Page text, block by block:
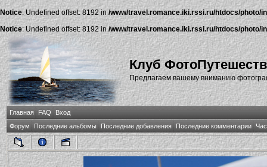
Notice: Undefined offset: 8192 in /www/travel.romance.iki.rssi.ru/htdocs/photo/
Notice: Undefined offset: 8192 in/www/travel.romance.iki.rssi.ru/htdocs/photo/
Клуб
Предлагаем вашему вниманию
Главная FAQ
Вход
Форум
Последние альбомы Последние добавления Последние комментарии